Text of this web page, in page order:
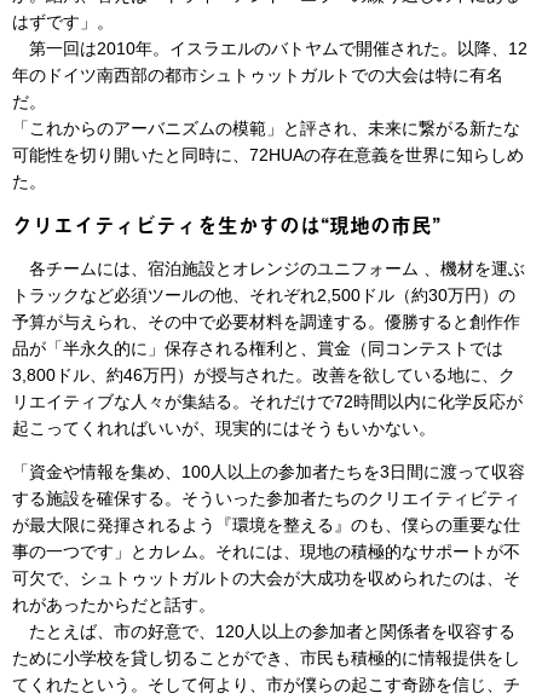
はずです」。
第一回は2010年。イスラエルのバトヤムで開催された。以降、12
年のドイツ南西部の都市シュトゥットガルトでの大会は特に有名
だ。
「これからのアーバニズムの模範」と評され、未来に繋がる新たな
可能性を切り開いたと同時に、72HUAの存在意義を世界に知らしめ
た。
クリエイティビティを生かすのは“現地の市民”
各チームには、宿泊施設とオレンジのユニフォーム 、機材を運ぶ
トラックなど必須ツールの他、それぞれ2,500ドル（約30万円）の
予算が与えられ、その中で必要材料を調達する。優勝すると創作作
品が「半永久的に」保存される権利と、賞金（同コンテストでは
3,800ドル、約46万円）が授与された。改善を欲している地に、ク
リエイティブな人々が集結る。それだけで72時間以内に化学反応が
起こってくれればいいが、現実的にはそうもいかない。
「資金や情報を集め、100人以上の参加者たちを3日間に渡って収容
する施設を確保する。そういった参加者たちのクリエイティビティ
が最大限に発揮されるよう『環境を整える』のも、僕らの重要な仕
事の一つです」とカレム。それには、現地の積極的なサポートが不
可欠で、シュトゥットガルトの大会が大成功を収められたのは、そ
れがあったからだと話す。
たとえば、市の好意で、120人以上の参加者と関係者を収容する
ために小学校を貸し切ることができ、市民も積極的に情報提供をし
てくれたという。そして何より、市が僕らの起こす奇跡を信じ、チ